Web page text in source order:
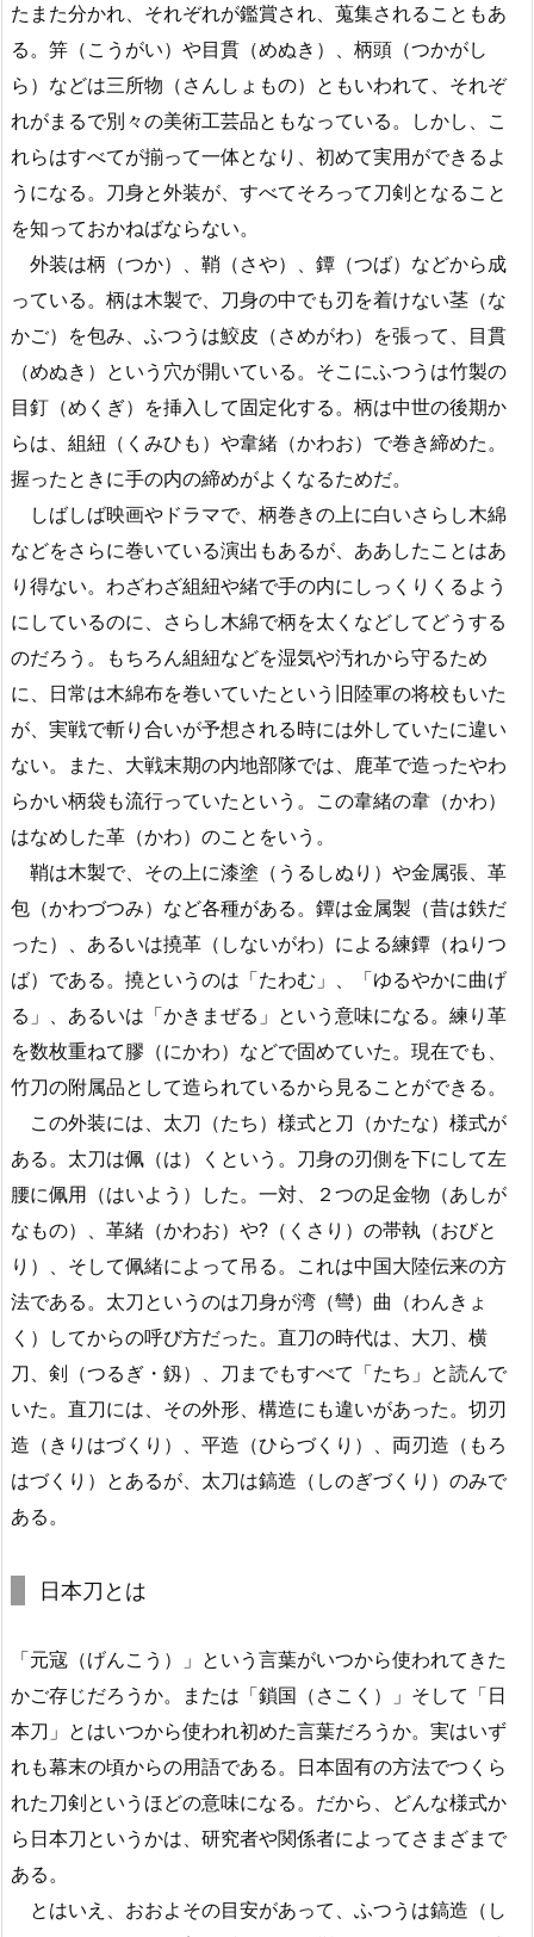
たまた分かれ、それぞれが鑑賞され、蒐集されることもあ
る。笄（こうがい）や目貫（めぬき）、柄頭（つかがし
ら）などは三所物（さんしょもの）ともいわれて、それぞ
れがまるで別々の美術工芸品ともなっている。しかし、こ
れらはすべてが揃って一体となり、初めて実用ができるよ
うになる。刀身と外装が、すべてそろって刀剣となること
を知っておかねばならない。
外装は柄（つか）、鞘（さや）、鐔（つば）などから成
っている。柄は木製で、刀身の中でも刃を着けない茎（な
かご）を包み、ふつうは鮫皮（さめがわ）を張って、目貫
（めぬき）という穴が開いている。そこにふつうは竹製の
目釘（めくぎ）を挿入して固定化する。柄は中世の後期か
らは、組紐（くみひも）や韋緒（かわお）で巻き締めた。
握ったときに手の内の締めがよくなるためだ。
しばしば映画やドラマで、柄巻きの上に白いさらし木綿
などをさらに巻いている演出もあるが、ああしたことはあ
り得ない。わざわざ組紐や緒で手の内にしっくりくるよう
にしているのに、さらし木綿で柄を太くなどしてどうする
のだろう。もちろん組紐などを湿気や汚れから守るため
に、日常は木綿布を巻いていたという旧陸軍の将校もいた
が、実戦で斬り合いが予想される時には外していたに違い
ない。また、大戦末期の内地部隊では、鹿革で造ったやわ
らかい柄袋も流行っていたという。この韋緒の韋（かわ）
はなめした革（かわ）のことをいう。
鞘は木製で、その上に漆塗（うるしぬり）や金属張、革
包（かわづつみ）など各種がある。鐔は金属製（昔は鉄だ
った）、あるいは撓革（しないがわ）による練鐔（ねりつ
ば）である。撓というのは「たわむ」、「ゆるやかに曲げ
る」、あるいは「かきまぜる」という意味になる。練り革
を数枚重ねて膠（にかわ）などで固めていた。現在でも、
竹刀の附属品として造られているから見ることができる。
この外装には、太刀（たち）様式と刀（かたな）様式が
ある。太刀は佩（は）くという。刀身の刃側を下にして左
腰に佩用（はいよう）した。一対、２つの足金物（あしが
なもの）、革緒（かわお）や?（くさり）の帯執（おびと
り）、そして佩緒によって吊る。これは中国大陸伝来の方
法である。太刀というのは刀身が湾（彎）曲（わんきょ
く）してからの呼び方だった。直刀の時代は、大刀、横
刀、剣（つるぎ・釼）、刀までもすべて「たち」と読んで
いた。直刀には、その外形、構造にも違いがあった。切刃
造（きりはづくり）、平造（ひらづくり）、両刃造（もろ
はづくり）とあるが、太刀は鎬造（しのぎづくり）のみで
ある。
日本刀とは
「元寇（げんこう）」という言葉がいつから使われてきた
かご存じだろうか。または「鎖国（さこく）」そして「日
本刀」とはいつから使われ初めた言葉だろうか。実はいず
れも幕末の頃からの用語である。日本固有の方法でつくら
れた刀剣というほどの意味になる。だから、どんな様式か
ら日本刀というかは、研究者や関係者によってさまざまで
ある。
とはいえ、おおよその目安があって、ふつうは鎬造（し